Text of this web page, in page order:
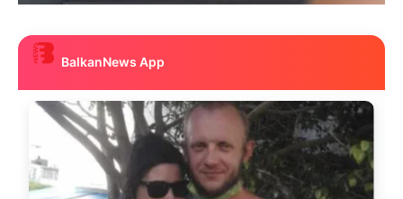
BalkanNews App